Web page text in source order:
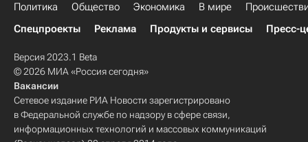
Политика Общество Экономика В мире
Спецпроекты
Реклама Продукты и сервисы Пресс-
Версия 2023.1 Beta
© 2026 МИА «Россия сегодня»
Вакансии
Сетевое издание РИА Новости зарегистрировано
в Федеральной службе по надзору в сфере связи,
информационных технологий и массовых коммуникаций